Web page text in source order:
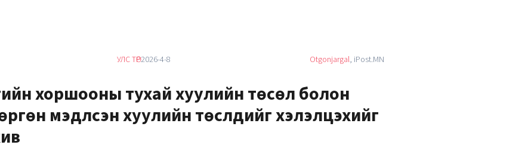
УЛС ТӨР2026-4-8 Otgonjargal, iPost.MN
хоршооны тухай хуулийн төсөл болон
мэдүүлсэн хуулийн төслүүдийг хэлэлцэхийг